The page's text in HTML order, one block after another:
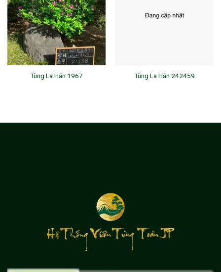
Tùng La Hán 1967 Tùng La Hán 242459